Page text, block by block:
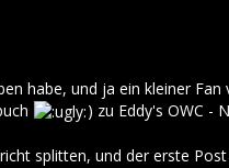
habe, und ja ein kleiner
) zu Eddy's OWC -
splitten, und der erste